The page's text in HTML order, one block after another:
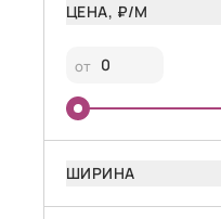
ЦЕНА, ₽/М
от
ШИРИНА